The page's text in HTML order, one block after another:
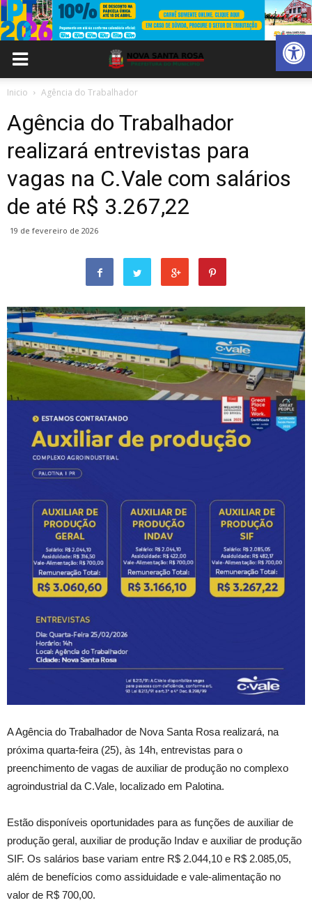
Abrir
Inicio Agência do Trabalhador
Agência do Trabalhador
realizará entrevistas para
vagas na C.Vale com salários
de até R$ 3.267,22
19 de fevereiro de 2026
A Agência do Trabalhador de Nova Santa Rosa realizará, na
próxima quarta-feira (25), às 14h, entrevistas para o
preenchimento de vagas de auxiliar de produção no complexo
agroindustrial da C.Vale, localizado em Palotina.
Estão disponíveis oportunidades para as funções de auxiliar de
produção geral, auxiliar de produção Indav e auxiliar de produção
SIF. Os salários base variam entre R$ 2.044,10 e R$ 2.085,05,
além de benefícios como assiduidade e vale-alimentação no
valor de R$ 700,00.